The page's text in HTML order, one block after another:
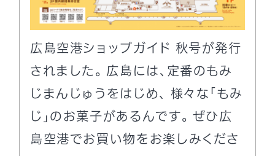
広島空港ショップガイド 秋号が発行
されました。 広島には、定番のもみ
じまんじゅうをはじめ、 様々な「もみ
じ」のお菓子があるんです｡ ぜひ広
島空港でお買い物をお楽しみくださ